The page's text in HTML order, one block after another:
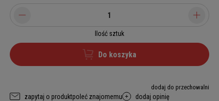
Ilość sztuk
Do koszyka
dodaj do przechowalni
zapytaj o produktpoleć znajomemu dodaj opinię